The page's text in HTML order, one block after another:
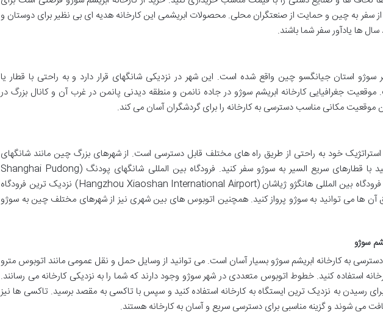
سفر به چین و حمایت از صنعتگران محلی. محصولات ابریشمی این کارخانه هدیه ای بی نظیر برای دوستان و
ها یادآور سفر شما باشند.
سوژو استان جیانگسو چین واقع شده است. این شهر در نزدیکی شانگهای قرار دارد و به راحتی با قطار یا
جغرافیایی کارخانه ابریشم سوژو در جاده نانمن و منطقه دیدنی پانمن در غرب آن و کانال بزرگ در
موقعیت مکانی مناسب دسترسی به کارخانه را برای گردشگران آسان می کند.
خود به راحتی از طریق راه های مختلف قابل دسترسی است. از شهرهای بزرگ چین مانند شانگهای
هانگژو و نانجینگ می توانید با قطارهای سریع السیر به سوژو سفر کنید. فرودگاه بین المللی شانگهای پودنگ (Shanghai Pudong
International Airport) و فرودگاه بین المللی هانگژو ژیاشان (Hangzhou Xiaoshan International Airport) نزدیک ترین فرودگاه
آن ها می توانید به سوژو پرواز کنید. همچنین اتوبوس های بین شهری نیز از شهرهای مختلف چین به سوژو
سوژو
به کارخانه ابریشم سوژو بسیار آسان است. می توانید از وسایل حمل و نقل عمومی مانند اتوبوس مترو
استفاده کنید. خطوط اتوبوس متعددی در شهر سوژو وجود دارند که شما را به نزدیکی کارخانه می رسانند.
رسیدن به نزدیک ترین ایستگاه به کارخانه استفاده کنید و سپس با تاکسی به مقصد برسید. تاکسی ها نیز
می شوند و گزینه مناسبی برای دسترسی سریع و آسان به کارخانه هستند.